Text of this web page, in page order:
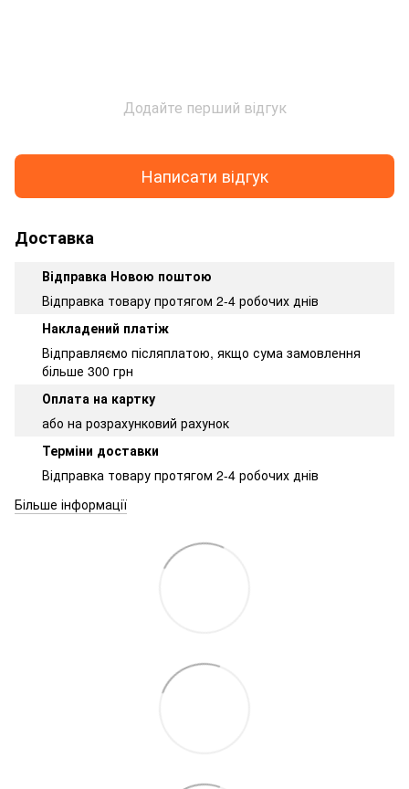
Додайте перший відгук
Написати відгук
Доставка
Відправка Новою поштою
Відправка товару протягом 2-4 робочих днів
Накладений платіж
Відправляємо післяплатою, якщо сума замовлення
більше 300 грн
Оплата на картку
або на розрахунковий рахунок
Терміни доставки
Відправка товару протягом 2-4 робочих днів
Більше інформації